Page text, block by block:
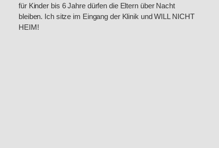
für Kinder bis 6 Jahre dürfen die Eltern über Nacht
bleiben. Ich sitze im Eingang der Klinik und WILL NICHT
HEIM!